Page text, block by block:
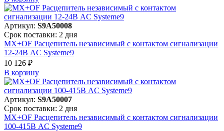
Артикул: S9A50008
Срок поставки: 2 дня
MX+OF Расцепитель независимый с контактом сигнализации
12-24В AC Systeme9
10 126 ₽
В корзинy
Артикул: S9A50007
Срок поставки: 2 дня
MX+OF Расцепитель независимый с контактом сигнализации
100-415В AC Systeme9